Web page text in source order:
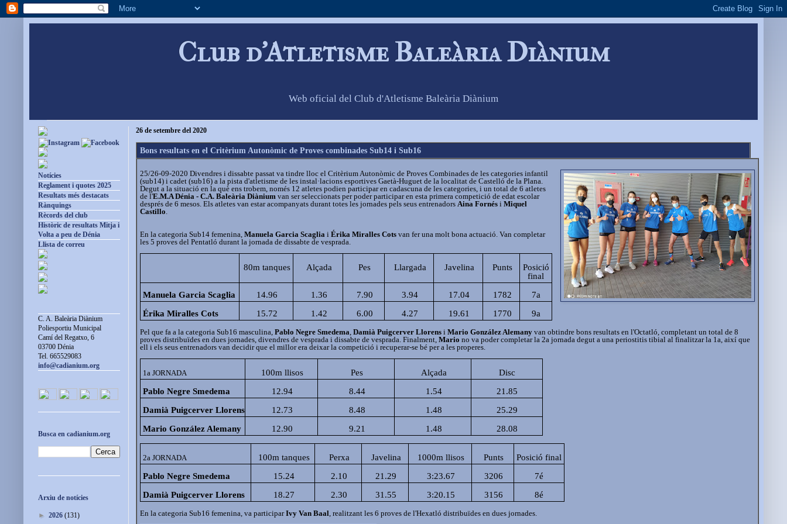
Club d'Atletisme Baleària Diànium
Web oficial del Club d'Atletisme Baleària Diànium
26 de setembre del 2020
Bons resultats en el Critèrium Autonòmic de Proves combinades Sub14 i Sub16
25/26-09-2020 Divendres i dissabte passat va tindre lloc el Critèrium Autonòmic de Proves Combinades de les categories infantil
(sub14) i cadet (sub16) a la pista d'atletisme de les instal·lacions esportives Gaetà-Huguet de la localitat de Castelló de la Plana.
Degut a la situació en la què ens trobem, només 12 atletes podien participar en cadascuna de les categories, i un total de 6 atletes
de l'E.M.A Dénia - C.A. Baleària Diànium van ser seleccionats per poder participar en esta primera competició de edat escolar
després de 6 mesos. Els atletes van estar acompanyats durant totes les jornades pels seus entrenadors Aina Fornés i Miquel
Castillo
En la categoria Sub14 femenina, Manuela Garcia Scaglia i Érika Miralles Cots van fer una molt bona actuació. Van completar
les 5 proves del Pentatló durant la jornada de dissabte de vesprada.
80m tanques Alçada Pes Llargada Javelina Punts
Posició
final
Manuela Garcia Scaglia
14.96 1.36 7.90 3.94 17.04 1782
7a
Érika Miralles Cots
15.72 1.42 6.00 4.27 19.61 1770 9a
Pel que fa a la categoria Sub16 masculina, Pablo Negre Smedema Damià Puigcerver Llorens i Mario González Alemany van obtindre bons resultats en l'Octatló, completant un total de 8
proves distribuïdes en dues jornades, divendres de vesprada i dissabte de vesprada. Finalment, Mario no va poder completar la 2a jornada degut a una periostitis tibial al finalitzar la 1a, així que
ell i els seus entrenadors van decidir que el millor era deixar la competició i recuperar-se bé per a les properes.
1a JORNADA 100m llisos Pes Alçada
Disc
Pablo Negre Smedema
12.94 8.44 1.54
21.85
Damià Puigcerver Llorens
12.73 8.48 1.48
25.29
Mario González Alemany
12.90 9.21 1.48 28.08
2a JORNADA 100m tanques Perxa Javelina 1000m llisos Punts
Posició final
Pablo Negre Smedema
15.24 2.10 21.29 3:23.67 3206
7é
Damià Puigcerver Llorens
18.27 2.30 31.55 3:20.15 3156 8é
En la categoria Sub16 femenina, va participarIvy Van Baal , realitzant les 6 proves de l'Hexatló distribuïdes en dues jornades.
Notícies
Reglament i quotes 2025
Resultats més destacats
Rànquings
Rècords del club
Històric de resultats Mitja i
Volta a peu de Dénia
Llista de correu
C. A. Baleària Diànium
Poliesportiu Municipal
Camí del Regatxo, 6
03700 Dénia
Tel. 665529083
info@cadianium.org
Busca en cadianium.org
Arxiu de notícies
► 2026 (131)